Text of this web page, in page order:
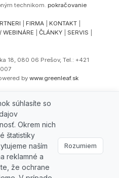
technikom. pokračovanie
FIRMA KONTAKT
WEBINÁRE ČLÁNKY SERVIS
18, 080 06 Prešov, Tel.: +421
by www.greenleaf.sk
súhlasíte so
Okrem nich
štatistiky
naším
reklamné a
že ochrane
Rozumiem